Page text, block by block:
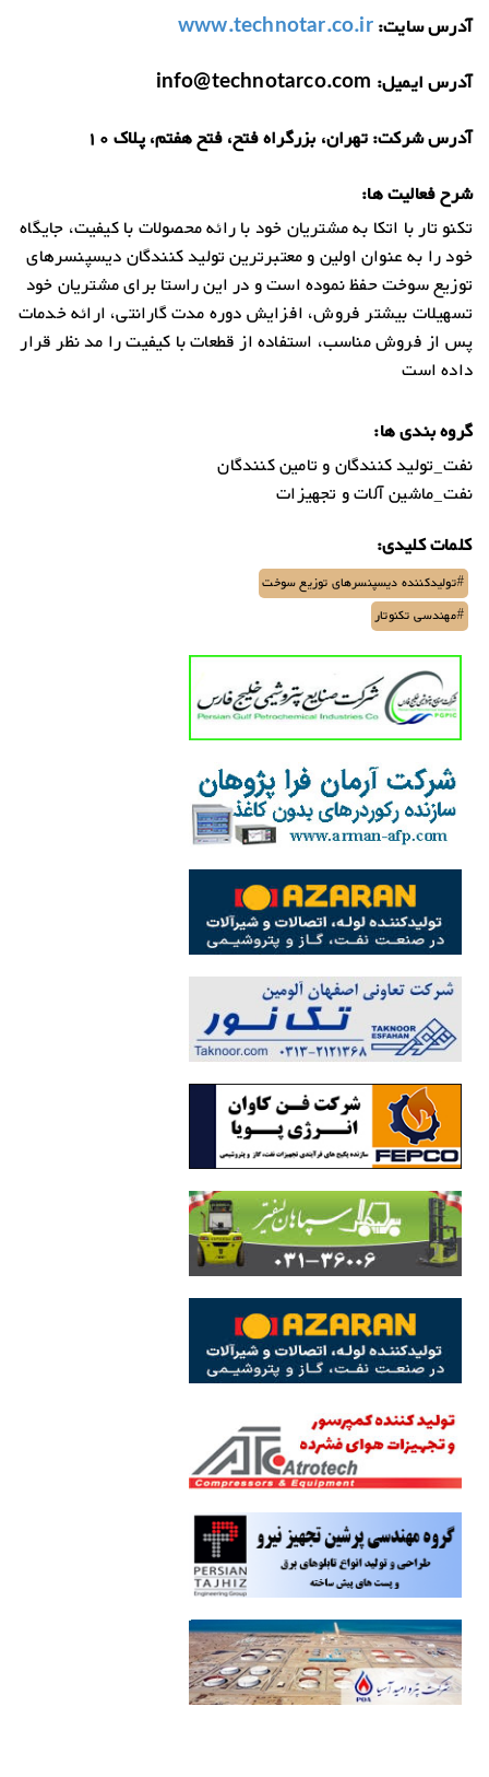
آدرس سایت:www.technotar.co.ir
آدرس ایمیل: info@technotarco.com
آدرس شرکت:تهران، بزرگراه فتح، فتح هفتم، پلاک 10
شرح فعالیت ها:
تکنو تار با اتکا به مشتریان خود با رائه محصولات با کیفیت، جایگاه
خود را به عنوان اولین و معتبرترین تولید کنندگان دیسپنسرهای
توزیع سوخت حفظ نموده است و در این راستا برای مشتریان خود
تسهیلات بیشتر فروش، افزایش دوره مدت گارانتی، ارائه خدمات
پس از فروش مناسب، استفاده از قطعات با کیفیت را مد نظر قرار
داده است
گروه بندی ها:
نفت_تولید کنندگان و تامین کنندگان
نفت_ماشین آلات و تجهیزات
کلمات کلیدی:
#تولیدکننده دیسپنسرهای توزیع سوخت
#مهندسی تکنوتار